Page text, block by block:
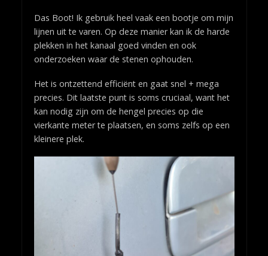
Das Boot! Ik gebruik heel vaak een bootje om mijn
lijnen uit te varen. Op deze manier kan ik de harde
plekken in het kanaal goed vinden en ook
onderzoeken waar de stenen ophouden.
Het is ontzettend efficiënt en gaat snel + mega
precies. Dit laatste punt is soms cruciaal, want het
kan nodig zijn om de hengel precies op die
vierkante meter te plaatsen, en soms zelfs op een
kleinere plek.